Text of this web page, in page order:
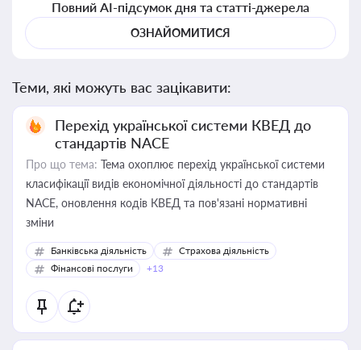
Повний AI-підсумок дня та статті-джерела
ОЗНАЙОМИТИСЯ
Теми, які можуть вас зацікавити:
Перехід української системи КВЕД до
стандартів NACE
Про що тема: Тема охоплює перехід української системи
класифікації видів економічної діяльності до стандартів
NACE, оновлення кодів КВЕД та пов'язані нормативні
зміни
Банківська діяльність
Страхова діяльність
Фінансові послуги
+13